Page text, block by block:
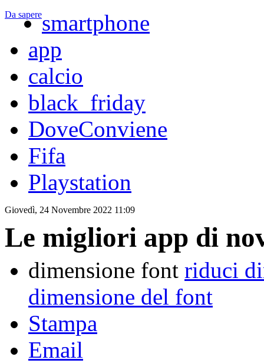
Da saperesmartphone
app
calcio
black_friday
DoveConviene
Fifa
Playstation
Giovedì, 24 Novembre 2022 11:09
Le migliori app di
dimensione font riduci
dimensione del font
Stampa
Email